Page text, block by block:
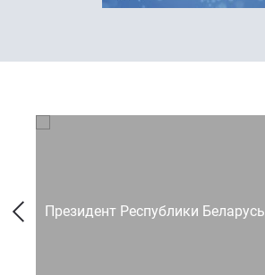
Президент Республики Беларусь